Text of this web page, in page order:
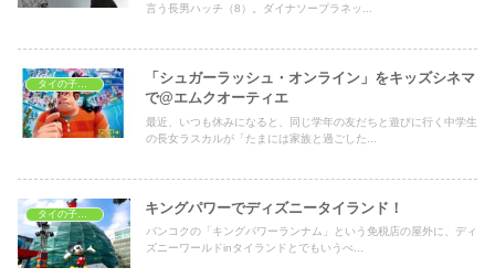
言う長男ハッチ（8）。ダイナソープラネッ...
「シュガーラッシュ・オンライン」をキッズシネマ
で@エムクオーティエ
最近、いつも休みになると、同じ学年の友だちと遊びに行く中学生
の長女ラスカルが「たまには家族と過ごした...
キングパワーでディズニータイランド！
バンコクの「キングパワーランナム」という免税店の屋外に、ディ
ズニーワールドinタイランドとでもいうべ...